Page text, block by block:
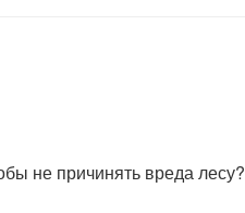
не причинять вреда лесу?